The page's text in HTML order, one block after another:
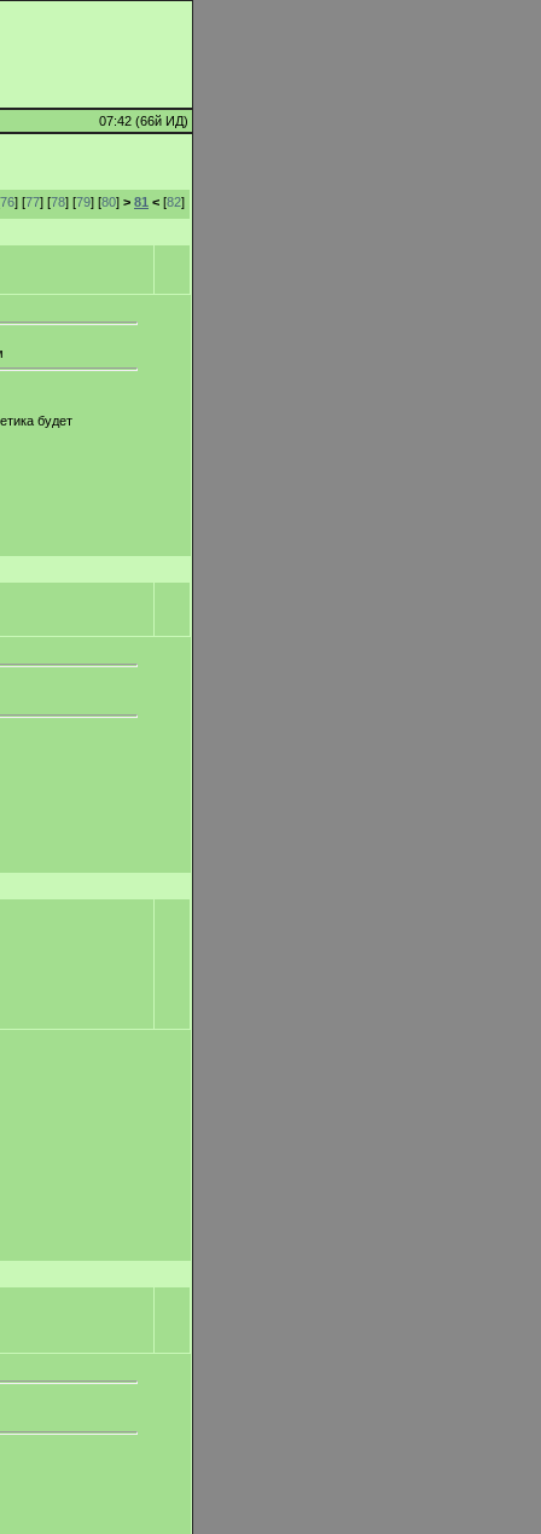
07:42 (66й ИД)
76] [77] [78] [79] [80] > 81 < [82]
будет